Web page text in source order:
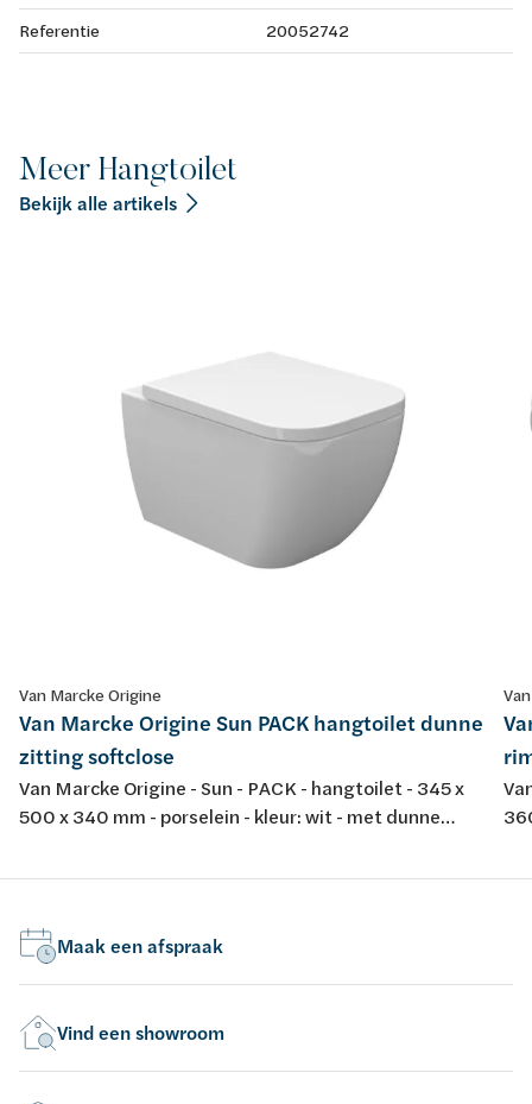
Referentie 20052742
Meer Hangtoilet
Bekijk alle artikels
Van Marcke Origine
Van Marcke Origine Sun PACK hangtoilet dunne
zitting softclose
Van Marcke Origine - Sun - PACK - hangtoilet - 345 x
500 x 340 mm - porselein - kleur: wit - met dunne
Maak een afspraak
Vind een showroom